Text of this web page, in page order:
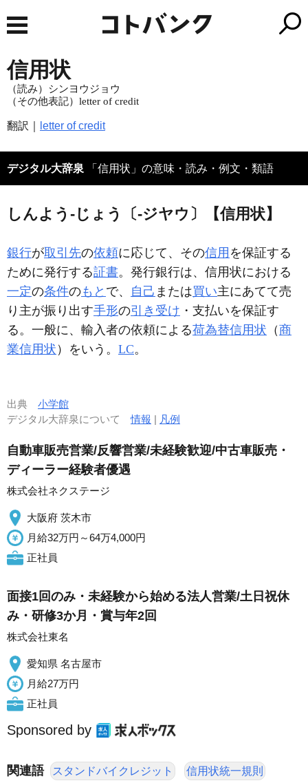
信用状
（読み）シンヨウジョウ
（その他表記）letter of credit
翻訳｜ letter of credit
デジタル大辞泉 「信用状」の意味・読み・例文・類語
しんよう‐じょう〔‐ジヤウ〕【信用状】
銀行が取引先の依頼に応じて、その信用 を保証する
ために発行する証書。発行銀行は、信用状における
一定の条件のもと で、 自己 または買い主にあてて売
り主が振り出す手形の引き受け ・支払いを保証す
る。一般に、輸入者の依頼による荷為替信用状 （商
業信用状 ）をいう。 LC。
出典 小学館
デジタル大辞泉について情報 | 凡例
自動車販売営業/反響営業/未経験歓迎/中古車販売・
ディーラー経験者優遇
株式会社ネクステージ
大阪府 茨木市
月給32万円～64万4,000円
正社員
面接1回のみ・未経験から始める法人営業/土日祝休
み・研修3か月・賞与年2回
株式会社東名
愛知県 名古屋市
月給27万円
正社員
Sponsored by
関連語 スタンドバイクレジット 信用状統一規則